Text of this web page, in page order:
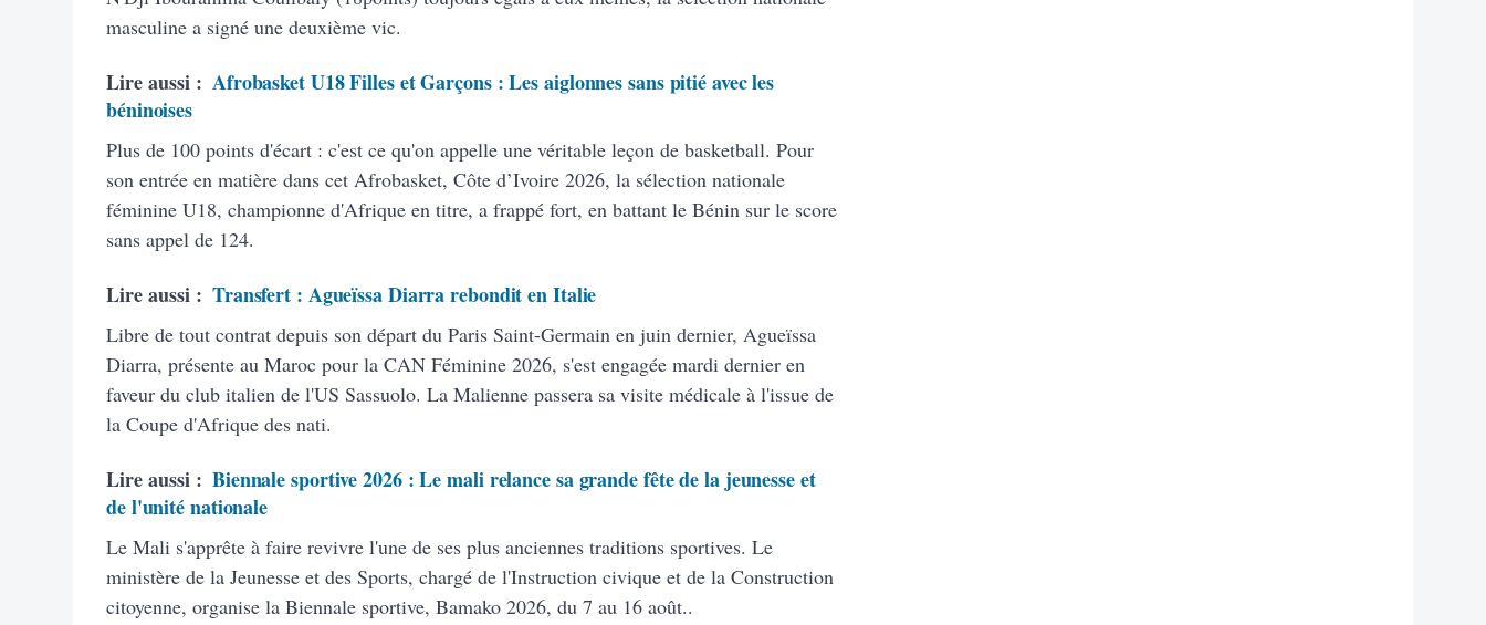
masculine a signé une deuxième vic.
Lire aussi : Afrobasket U18 Filles et Garçons : Les aiglonnes sans pitié avec les
béninoises
Plus de 100 points d'écart : c'est ce qu'on appelle une véritable leçon de basketball. Pour
son entrée en matière dans cet Afrobasket, Côte d’Ivoire 2026, la sélection nationale
féminine U18, championne d'Afrique en titre, a frappé fort, en battant le Bénin sur le score
sans appel de 124.
Lire aussi : Transfert : Agueïssa Diarra rebondit en Italie
Libre de tout contrat depuis son départ du Paris Saint-Germain en juin dernier, Agueïssa
Diarra, présente au Maroc pour la CAN Féminine 2026, s'est engagée mardi dernier en
faveur du club italien de l'US Sassuolo. La Malienne passera sa visite médicale à l'issue de
la Coupe d'Afrique des nati.
Lire aussi : Biennale sportive 2026 : Le mali relance sa grande fête de la jeunesse et
de l'unité nationale
Le Mali s'apprête à faire revivre l'une de ses plus anciennes traditions sportives. Le
ministère de la Jeunesse et des Sports, chargé de l'Instruction civique et de la Construction
citoyenne, organise la Biennale sportive, Bamako 2026, du 7 au 16 août..